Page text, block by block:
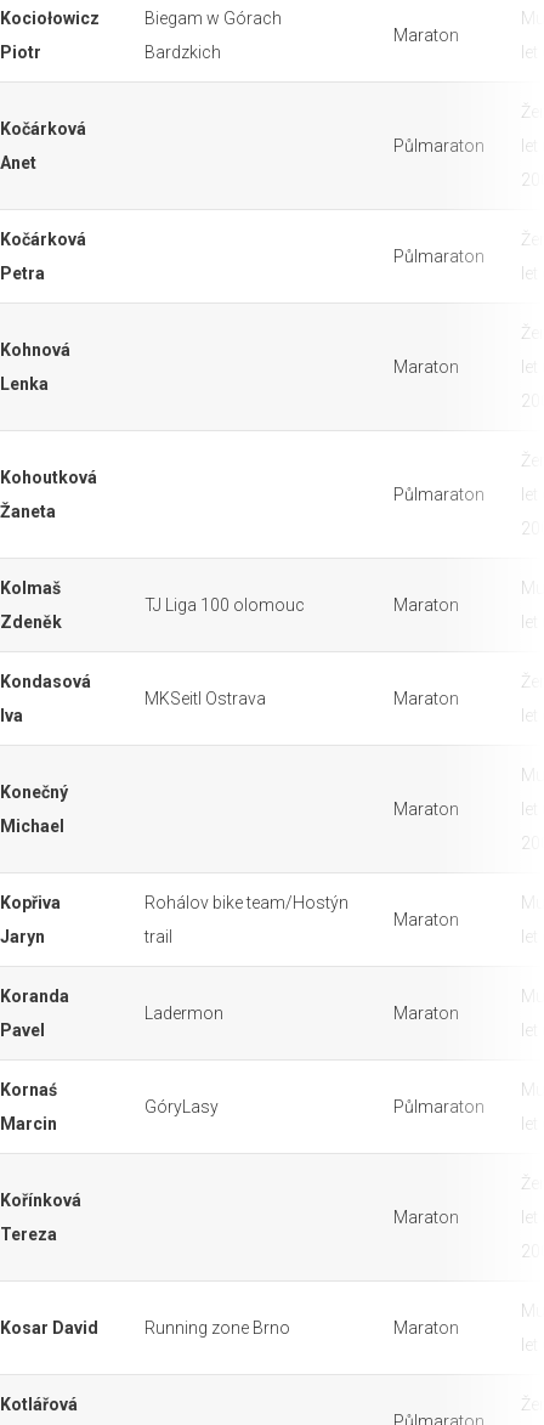
Kociołowicz
Piotr
Biegam w Górach
Bardzkich
Maraton
Kočárková
Anet
Půlmaraton
Kočárková
Petra
Půlmaraton
Kohnová
Lenka
Maraton
Kohoutková
Žaneta
Půlmaraton
Kolmaš
Zdeněk
TJ Liga 100 olomouc Maraton
Kondasová
Iva
MKSeitl Ostrava Maraton
Konečný
Michael
Maraton
Kopřiva
Jaryn
Rohálov bike team/Hostýn
trail
Maraton
Koranda
Pavel
Ladermon Maraton
Kornaś
Marcin
GóryLasy Půlmaraton
Kořínková
Tereza
Maraton
Kosar David Running zone Brno Maraton
Kotlářová